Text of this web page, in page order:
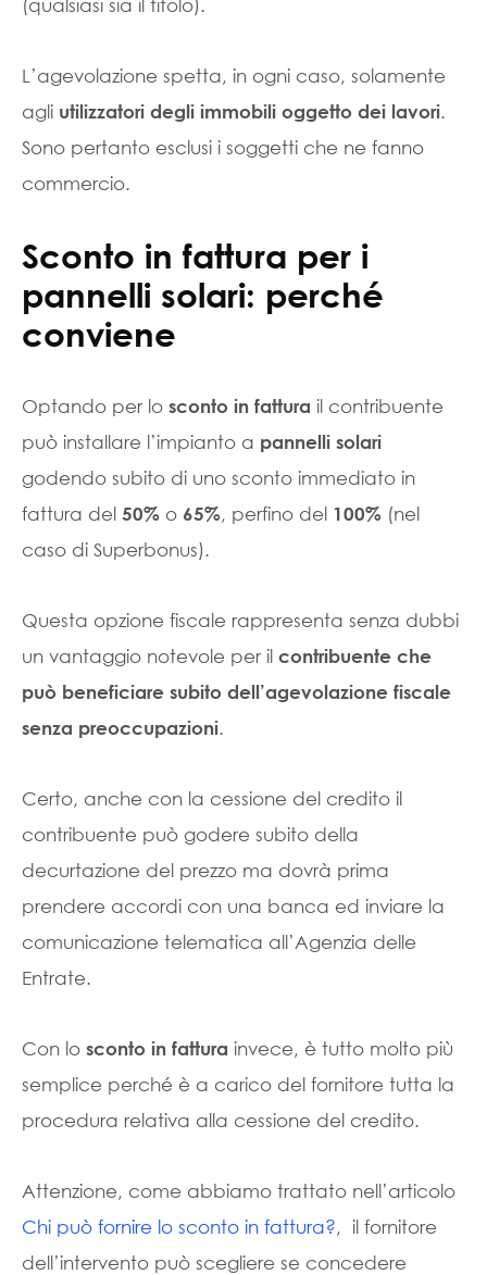
L’agevolazione spetta, in ogni caso, solamente
agli utilizzatori degli immobili oggetto dei lavori.
Sono pertanto esclusi i soggetti che ne fanno
commercio.
Sconto in fattura per i
pannelli solari: perché
conviene
Optando per lo sconto in fattura il contribuente
può installare l’impianto a pannelli solari
godendo subito di uno sconto immediato in
fattura del 50% o 65%, perfino del 100% (nel
caso di Superbonus).
Questa opzione fiscale rappresenta senza dubbi
un vantaggio notevole per il contribuente che
può beneficiare subito dell’agevolazione fiscale
senza preoccupazioni.
Certo, anche con la cessione del credito il
contribuente può godere subito della
decurtazione del prezzo ma dovrà prima
prendere accordi con una banca ed inviare la
comunicazione telematica all’Agenzia delle
Entrate.
Con lo sconto in fattura invece, è tutto molto più
semplice perché è a carico del fornitore tutta la
procedura relativa alla cessione del credito.
Attenzione, come abbiamo trattato nell’articolo
Chi può fornire lo sconto in fattura?, il fornitore
dell’intervento può scegliere se concedere